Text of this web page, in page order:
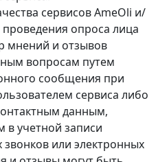
сервисов AmeOli и/
опроса лица
мнений и отзывов
вопросам путем
сообщения при
сервиса либо
данным,
в учетной записи
или электронных